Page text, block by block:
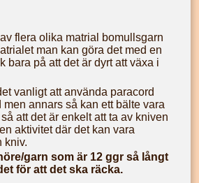
flera olika matrial bomullsgarn
man kan göra det med en
bara på att det är dyrt att växa i
vanligt att använda paracord
annars så kan ett bälte vara
att det är enkelt att ta av kniven
aktivitet där det kan vara
kniv.
garn som är 12 ggr så långt
för att det ska räcka.